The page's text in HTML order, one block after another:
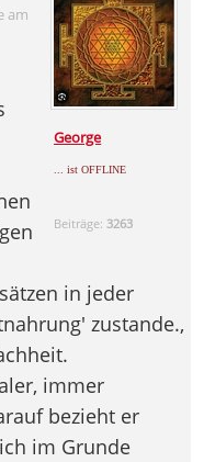
George
... ist OFFLINE
Beiträge: 3263
am
in jeder
zustande.,
immer
bezieht er
im Grunde